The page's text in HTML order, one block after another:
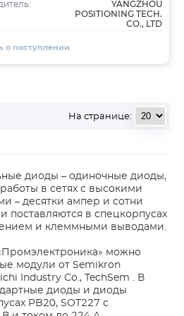
YANGZHOU
POSITIONING TECH.
CO., LTD
о поступлении
На странице:
диоды – одиночные диоды,
в сетях с высокими
– десятки ампер и сотни
поставляются в спецкорпусах
и клеммными выводами.
можно
модули от Semikron
Industry Co., TechSem . В
диоды и диоды
PB20, SOT227 с